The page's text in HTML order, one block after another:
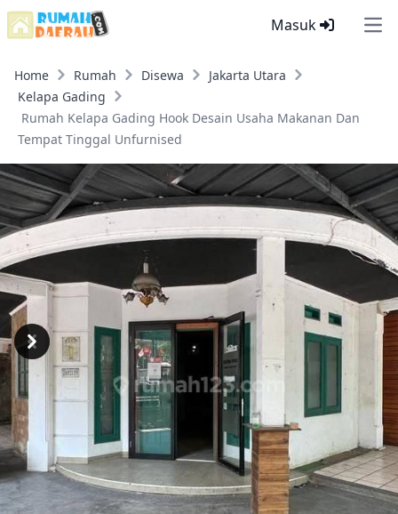
Masuk
Home Rumah Disewa
Jakarta Utara
Kelapa Gading
Rumah Kelapa Gading Hook Desain Usaha Makanan Dan
Tempat Tinggal Unfurnised
Previous
Next